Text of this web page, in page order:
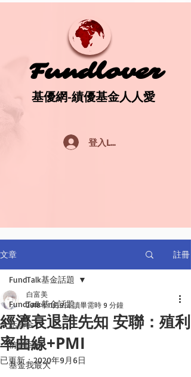
Fundlover
Fundlover
基優網-績優基金人人愛
基優網-績優基金人人愛
登入Log In
文章 註冊
FundTalk基金話題
話基金
前瞻回顧
基金我最大
FundTalk基金話題
經濟衰退誰先知 安聯：殖利
率曲線+PMI
白富美
2018年11月9日 讀畢需時 9 分鐘
已更新：2020年9月6日